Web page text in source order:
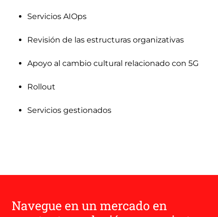
Servicios AIOps
Revisión de las estructuras organizativas
Apoyo al cambio cultural relacionado con 5G
Rollout
Servicios gestionados
Navegue en un mercado en